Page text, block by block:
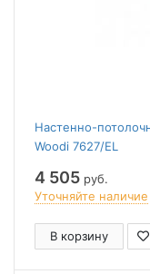
Настенно-
Woodi 7627/EL
4 505 руб.
Уточняйте наличие
В корзину